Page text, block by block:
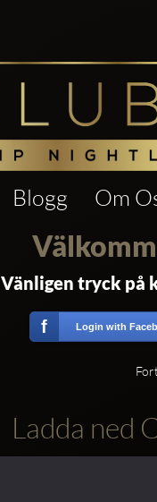
Blogg Om
Vänligen tryck på
f Login with
Ladda ned